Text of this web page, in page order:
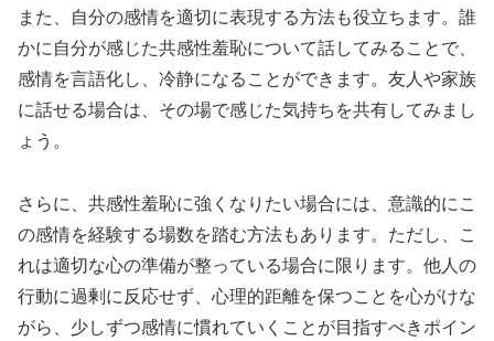
また、自分の感情を適切に表現する方法も役立ちます。誰
かに自分が感じた共感性羞恥について話してみることで、
感情を言語化し、冷静になることができます。友人や家族
に話せる場合は、その場で感じた気持ちを共有してみまし
ょう。
さらに、共感性羞恥に強くなりたい場合には、意識的にこ
の感情を経験する場数を踏む方法もあります。ただし、こ
れは適切な心の準備が整っている場合に限ります。他人の
行動に過剰に反応せず、心理的距離を保つことを心がけな
がら、少しずつ感情に慣れていくことが目指すべきポイン